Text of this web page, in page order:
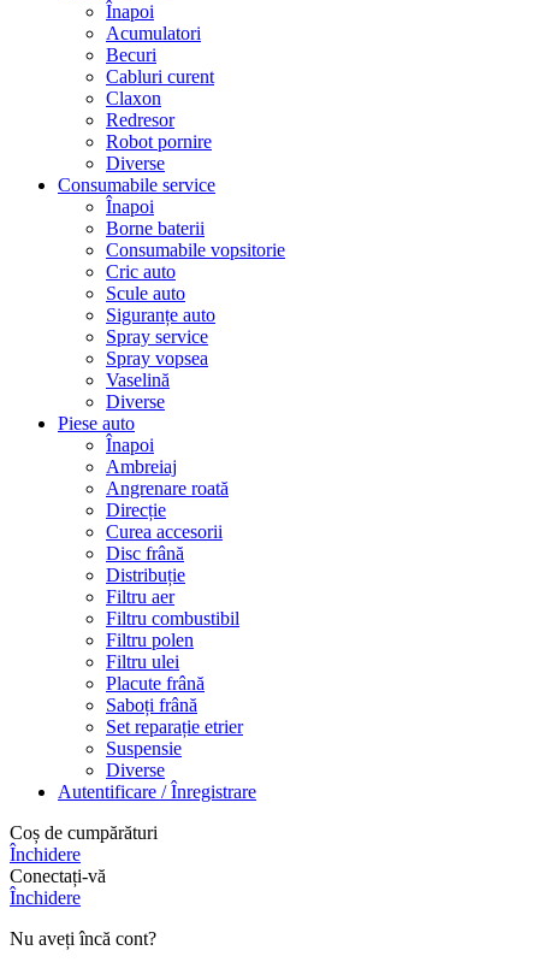
Înapoi
Acumulatori
Becuri
Cabluri curent
Claxon
Redresor
Robot pornire
Diverse
Consumabile service
Înapoi
Borne baterii
Consumabile vopsitorie
Cric auto
Scule auto
Siguranțe auto
Spray service
Spray vopsea
Vaselină
Diverse
Piese auto
Înapoi
Ambreiaj
Angrenare roată
Direcție
Curea accesorii
Disc frână
Distribuție
Filtru aer
Filtru combustibil
Filtru polen
Filtru ulei
Placute frână
Saboți frână
Set reparație etrier
Suspensie
Diverse
Autentificare / Înregistrare
Coș de cumpărături
Închidere
Conectați-vă
Închidere
Nu aveți încă cont?